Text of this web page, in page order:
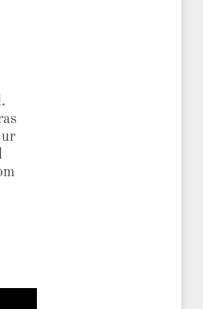
ur